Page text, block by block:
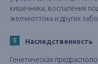
кишечника, воспаления
желчеоттока и других
Наследственность
Генетическая